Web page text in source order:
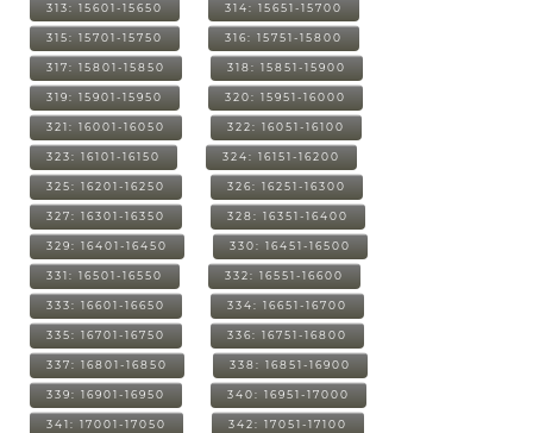
313: 15601-15650 314: 15651-15700
315: 15701-15750 316: 15751-15800
317: 15801-15850 318: 15851-15900
319: 15901-15950 320: 15951-16000
321: 16001-16050 322: 16051-16100
323: 16101-16150 324: 16151-16200
325: 16201-16250 326: 16251-16300
327: 16301-16350 328: 16351-16400
329: 16401-16450 330: 16451-16500
331: 16501-16550 332: 16551-16600
333: 16601-16650 334: 16651-16700
335: 16701-16750 336: 16751-16800
337: 16801-16850 338: 16851-16900
339: 16901-16950 340: 16951-17000
341: 17001-17050 342: 17051-17100